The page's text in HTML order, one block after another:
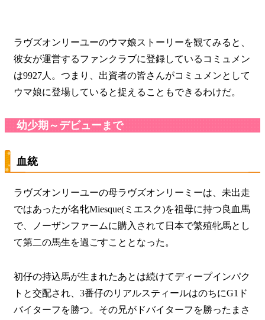
ラヴズオンリーユーのウマ娘ストーリーを観てみると、
彼女が運営するファンクラブに登録しているコミュメン
は9927人。つまり、出資者の皆さんがコミュメンとして
ウマ娘に登場していると捉えることもできるわけだ。
幼少期～デビューまで
血統
ラヴズオンリーユーの母ラヴズオンリーミーは、未出走
ではあったが名牝Miesque(ミエスク)を祖母に持つ良血馬
で、ノーザンファームに購入されて日本で繁殖牝馬とし
て第二の馬生を過ごすこととなった。
初仔の持込馬が生まれたあとは続けてディープインパク
トと交配され、3番仔のリアルスティールはのちにG1ド
バイターフを勝つ。その兄がドバイターフを勝ったまさ